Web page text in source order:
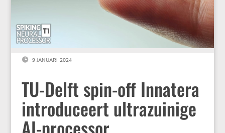
 9 JANUARI 2024
TU-Delft spin-off Innatera
introduceert ultrazuinige
AI-processor